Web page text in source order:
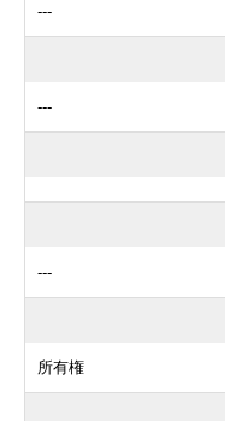
---
---
---
所有権